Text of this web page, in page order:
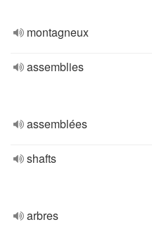
montagneux
assemblies
assemblées
shafts
arbres